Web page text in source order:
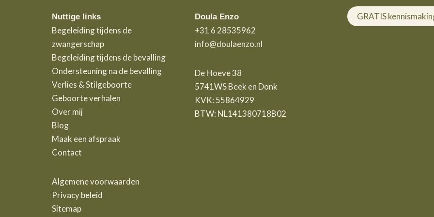
Nuttige links
Begeleiding tijdens de
zwangerschap
Begeleiding tijdens de bevalling
Ondersteuning na de bevalling
Verlies & Stilgeboorte
Geboorte verhalen
Over mij
Blog
Maak een afspraak
Contact
Algemene voorwaarden
Privacy beleid
Sitemap
Doula Enzo
+31 6 28535962
info@doulaenzo.nl
De Hoeve 38
5741WS Beek en Donk
KVK: 55864929
BTW: NL141380718B02
GRATIS